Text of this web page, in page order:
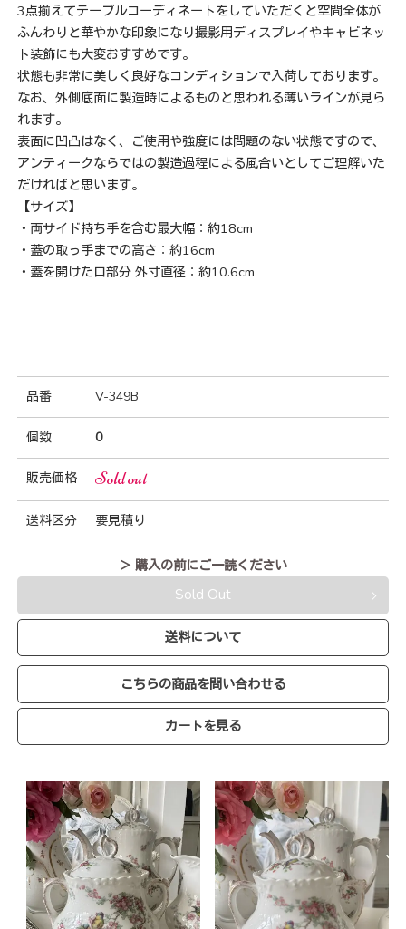
3点揃えてテーブルコーディネートをしていただくと空間全体が
ふんわりと華やかな印象になり撮影用ディスプレイやキャビネッ
ト装飾にも大変おすすめです。
状態も非常に美しく良好なコンディションで入荷しております。
なお、外側底面に製造時によるものと思われる薄いラインが見ら
れます。
表面に凹凸はなく、ご使用や強度には問題のない状態ですので、
アンティークならではの製造過程による風合いとしてご理解いた
だければと思います。
【サイズ】
・両サイド持ち手を含む最大幅：約18cm
・蓋の取っ手までの高さ：約16cm
・蓋を開けた口部分 外寸直径：約10.6cm
品番 V-349B
個数 0
販売価格 Sold out
送料区分 要見積り
＞ 購入の前にご一読ください
Sold Out
送料について
こちらの商品を問い合わせる
カートを見る